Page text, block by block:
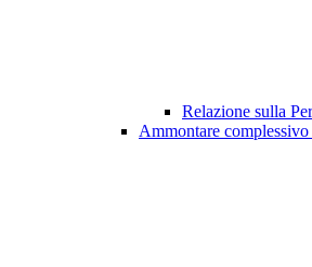
Relazione sulla
Ammontare